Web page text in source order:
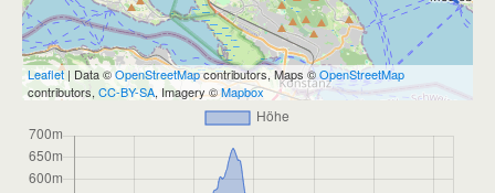
Leaflet| Data ©OpenStreetMapcontributors, Maps ©OpenStreetMap
contributors, CC-BY-SA, Imagery ©Mapbox